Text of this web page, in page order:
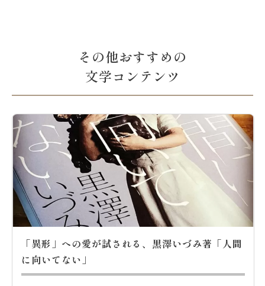
その他おすすめの
文学コンテンツ
「異形」への愛が試される、黒澤いづみ著「人間
に向いてない」